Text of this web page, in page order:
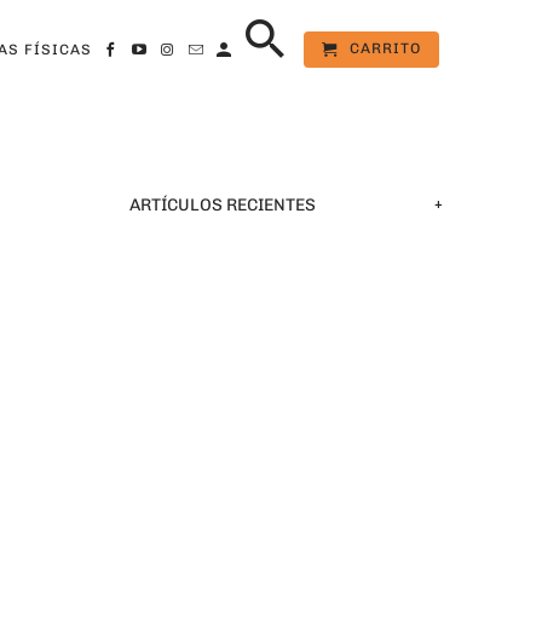
FÍSICAS CARRITO
+
ARTÍCULOS RECIENTES